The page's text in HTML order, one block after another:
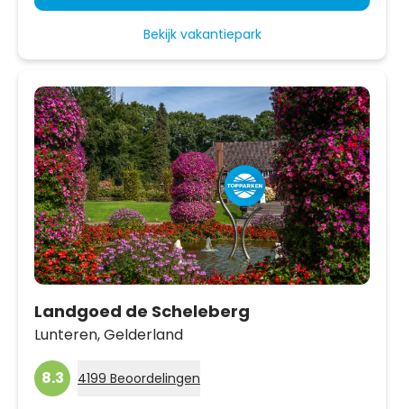
Bekijk vakantiepark
Landgoed de Scheleberg
Lunteren,Gelderland
8.3 4199 Beoordelingen